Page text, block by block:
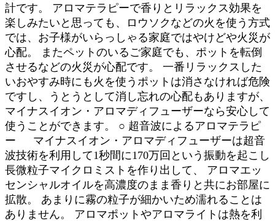
計です。 アロマテラピーで香りとリラックス効果を
楽しみたいと思っても、ロウソクなどの火を使う方式
では、お子様がいらっしゃる家庭ではやけどや火災が
心配。 またペットのいるご家庭でも、ポットを転倒
させるなどの火災が心配です。 一番リラックスした
いおやすみ時にも火を使うポットは消さなければ危険
ですし、うとうとして消し忘れの心配もありますが、
マイナスイオン・アロマディフューザーなら安心して
使うことができます。 ○ 超音波によるアロマテラピ
ー マイナスイオン・アロマディフューザーは超音
波技術を利用して1秒間に170万回という振動を起こし
長微粒子マイクロミストを作り出して、 アロマエッ
センシャルオイルを高濃度のまま香りと共にお部屋に
拡散。 あまりに霧の粒子が細かいため濡れることは
ありません。 アロマポットやアロマライトは熱を利